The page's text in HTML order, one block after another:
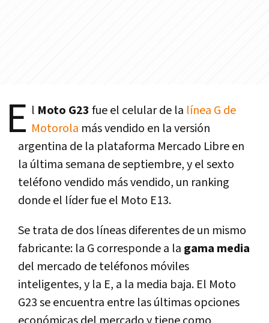
E l Moto G23 fue el celular de la línea G de
Motorola más vendido en la versión
argentina de la plataforma Mercado Libre en
la última semana de septiembre, y el sexto
teléfono vendido más vendido, un ranking
donde el líder fue el Moto E13.
Se trata de dos líneas diferentes de un mismo
fabricante: la G corresponde a la gama media
del mercado de teléfonos móviles
inteligentes, y la E, a la media baja. El Moto
G23 se encuentra entre las últimas opciones